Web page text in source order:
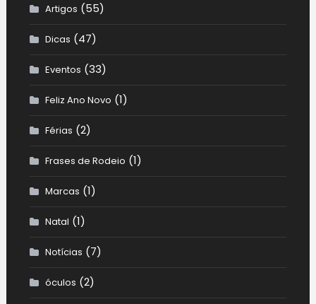
Artigos (55)
Dicas (47)
Eventos (33)
Feliz Ano Novo (1)
Férias (2)
Frases de Rodeio (1)
Marcas (1)
Natal (1)
Notícias (7)
óculos (2)